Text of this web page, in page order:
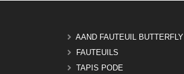
AAND FAUTEUIL BUTTERFLY
FAUTEUILS
TAPIS PODE